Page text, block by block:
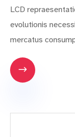
LCD
evolutionis
mercatus
